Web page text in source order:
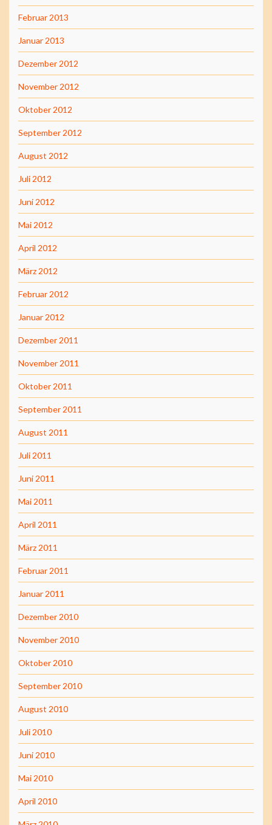
Februar 2013
Januar 2013
Dezember 2012
November 2012
Oktober 2012
September 2012
August 2012
Juli 2012
Juni 2012
Mai 2012
April 2012
März 2012
Februar 2012
Januar 2012
Dezember 2011
November 2011
Oktober 2011
September 2011
August 2011
Juli 2011
Juni 2011
Mai 2011
April 2011
März 2011
Februar 2011
Januar 2011
Dezember 2010
November 2010
Oktober 2010
September 2010
August 2010
Juli 2010
Juni 2010
Mai 2010
April 2010